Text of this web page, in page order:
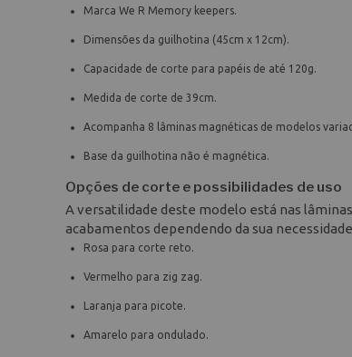
Marca We R Memory keepers.
Dimensões da guilhotina (45cm x 12cm).
Capacidade de corte para papéis de até 120g.
Medida de corte de 39cm.
Acompanha 8 lâminas magnéticas de modelos
Base da guilhotina não é magnética.
Opções de corte e possibilidades de uso
A versatilidade deste modelo está nas
acabamentos dependendo da sua
Rosa para corte reto.
Vermelho para zig zag.
Laranja para picote.
Amarelo para ondulado.